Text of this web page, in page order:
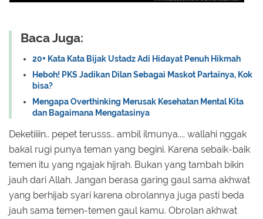
Baca Juga:
20+ Kata Kata Bijak Ustadz Adi Hidayat Penuh Hikmah
Heboh! PKS Jadikan Dilan Sebagai Maskot Partainya, Kok
bisa?
Mengapa Overthinking Merusak Kesehatan Mental Kita
dan Bagaimana Mengatasinya
Deketiiiin.. pepet terusss.. ambil ilmunya.... wallahi nggak
bakal rugi punya teman yang begini. Karena sebaik-baik
temen itu yang ngajak hijrah. Bukan yang tambah bikin
jauh dari Allah. Jangan berasa garing gaul sama akhwat
yang berhijab syari karena obrolannya juga pasti beda
jauh sama temen-temen gaul kamu. Obrolan akhwat